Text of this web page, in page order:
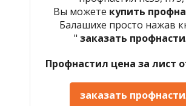
Вы можете купить
Балашихе просто нажав
" заказать
Профнастил цена за лист
заказать